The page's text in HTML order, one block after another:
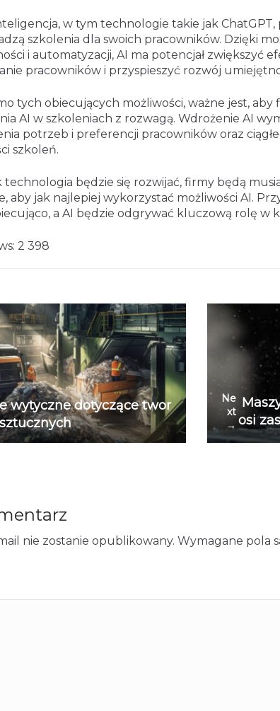
w tym technologie takie jak ChatGPT,
szkolenia dla swoich pracowników. Dzięki
i automatyzacji, AI ma potencjał zwiększyć
pracowników i przyspieszyć rozwój
tych obiecujących możliwości, ważne jest, aby
AI w szkoleniach z rozwagą. Wdrożenie AI
potrzeb i preferencji pracowników oraz
szkoleń.
technologia będzie się rozwijać, firmy będą
aby jak najlepiej wykorzystać możliwości AI.
a AI będzie odgrywać kluczową rolę w
2 398
wytyczne dotyczące twor
Ne
xt
→ osi
nie zostanie opublikowany. Wymagane pola